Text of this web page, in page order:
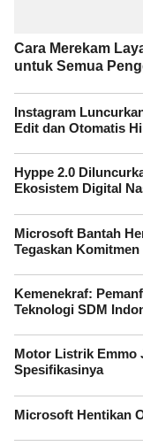
Cara Merekam
untuk Semua
Instagram
Edit dan Otomatis
Hyppe 2.0
Ekosistem Digital
Microsoft Bantah
Tegaskan Komitmen
Kemenekraf:
Teknologi SDM
Motor Listrik Emmo
Spesifikasinya
Microsoft Hentikan